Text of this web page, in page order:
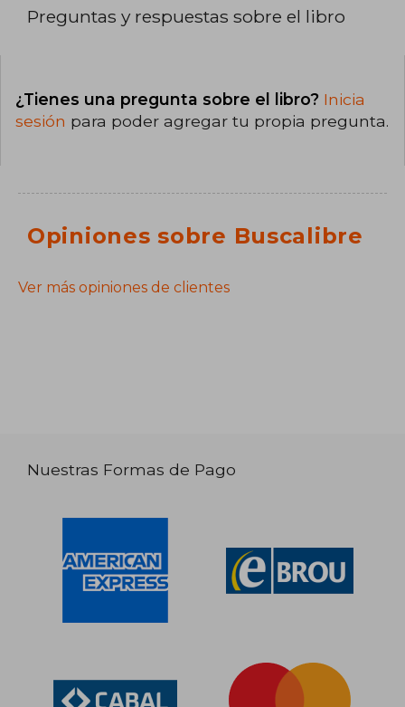
Preguntas y respuestas sobre el libro
¿Tienes una pregunta sobre el libro? Inicia
sesión para poder agregar tu propia pregunta.
Opiniones sobre Buscalibre
Ver más opiniones de clientes
Nuestras Formas de Pago